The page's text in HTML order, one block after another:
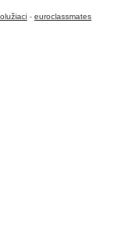
-euroclassmates